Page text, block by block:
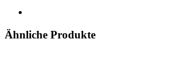
Ähnliche Produkte